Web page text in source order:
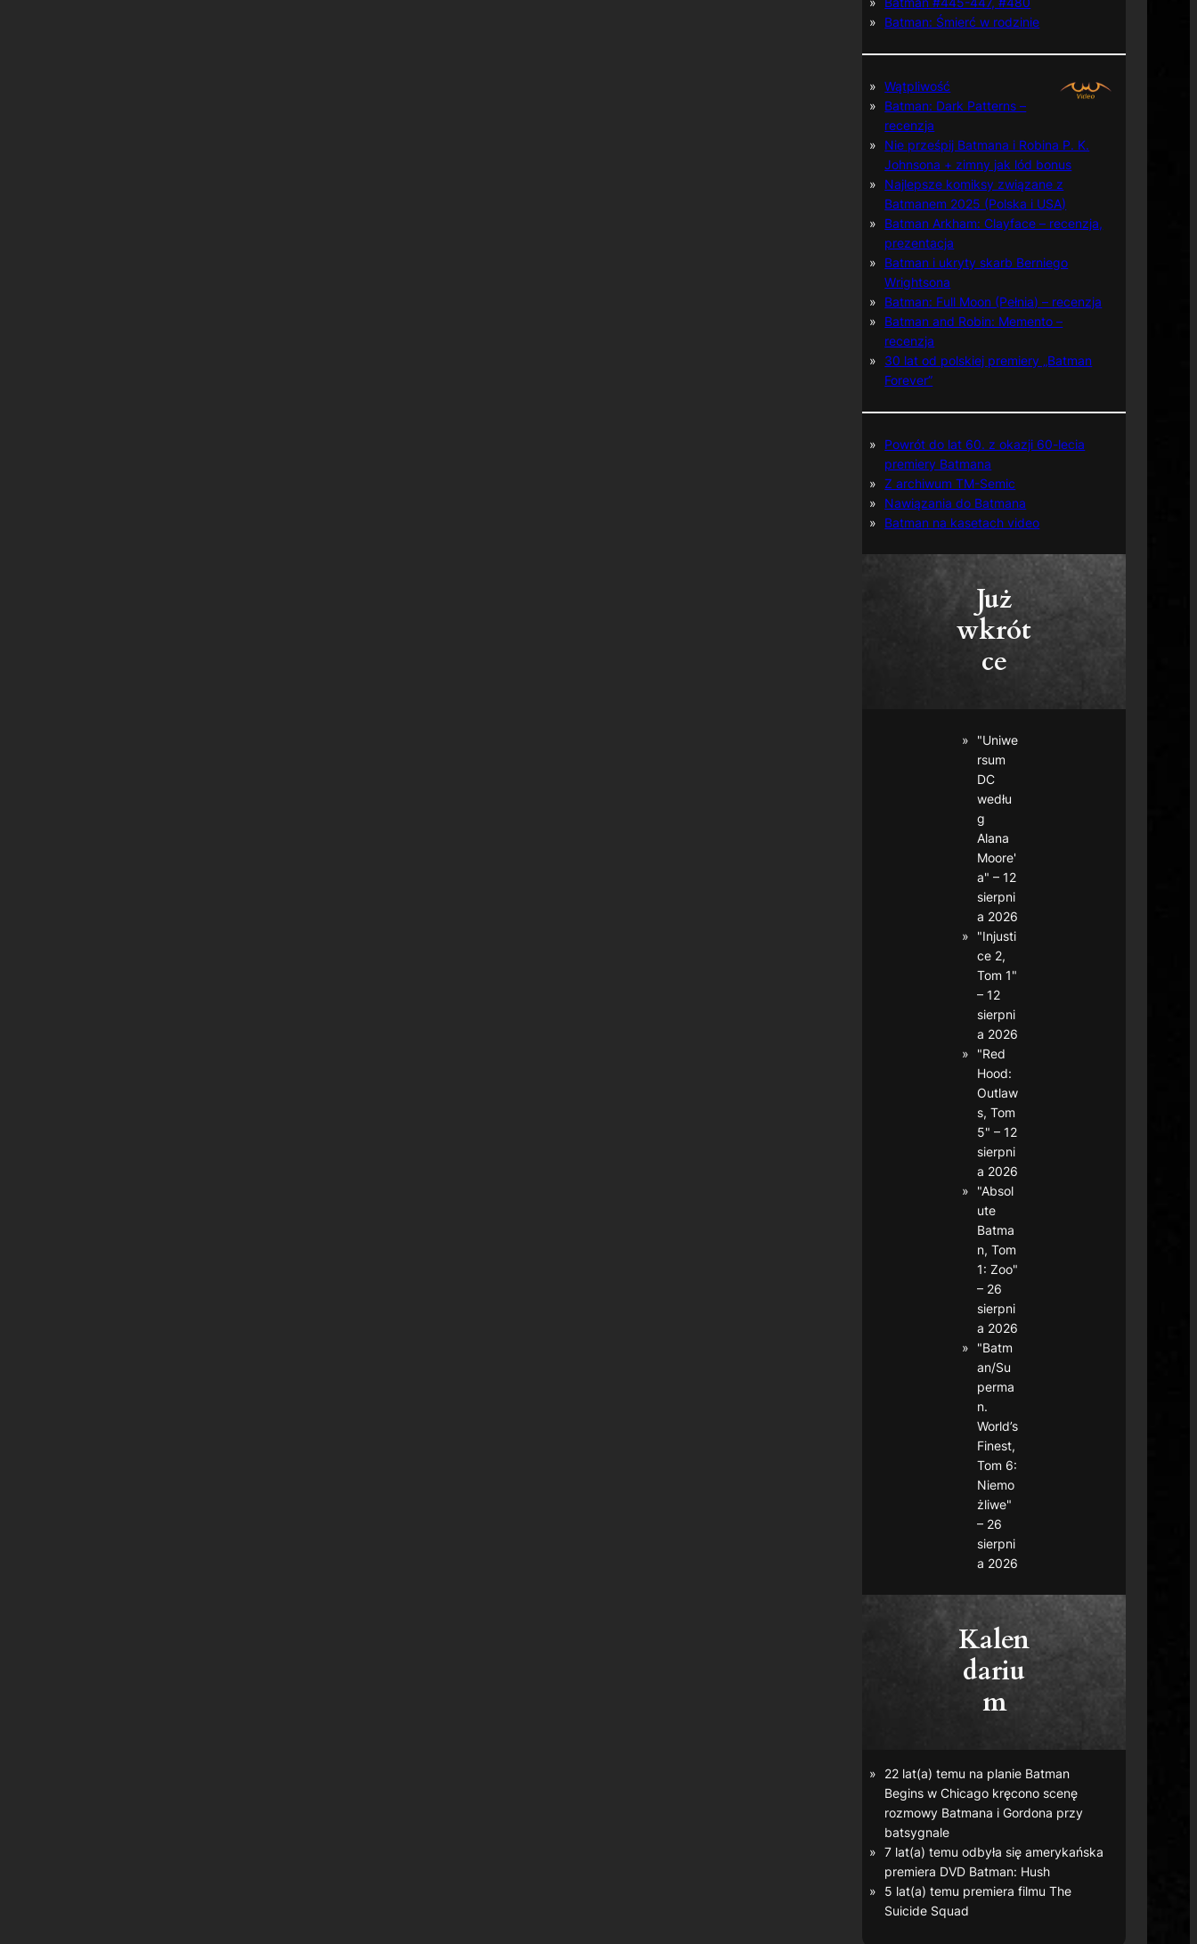
Batman: Śmierć w rodzinie
Wątpliwość
Batman: Dark Patterns –
recenzja
Nie prześpij Batmana i Robina P. K.
Johnsona + zimny jak lód bonus
Najlepsze komiksy związane z
Batmanem 2025 (Polska i USA)
Batman Arkham: Clayface – recenzja,
prezentacja
Batman i ukryty skarb Berniego
Wrightsona
Batman: Full Moon (Pełnia) – recenzja
Batman and Robin: Memento –
recenzja
30 lat od polskiej premiery „Batman
Forever”
Powrót do lat 60. z okazji 60-lecia
premiery Batmana
Z archiwum TM-Semic
Nawiązania do Batmana
Batman na kasetach video
Już
wkrót
ce
"Uniwe
rsum
DC
wedłu
g
Alana
Moore'
a" – 12
sierpni
a 2026
"Injusti
ce 2,
Tom 1"
– 12
sierpni
a 2026
"Red
Hood:
Outlaw
s, Tom
5" – 12
sierpni
a 2026
"Absol
ute
Batma
n, Tom
1: Zoo"
– 26
sierpni
a 2026
"Batm
an/Su
perma
n.
World’s
Finest,
Tom 6:
Niemo
żliwe"
– 26
sierpni
a 2026
Kalen
dariu
m
22 lat(a) temu na planie Batman
Begins w Chicago kręcono scenę
rozmowy Batmana i Gordona przy
batsygnale
7 lat(a) temu odbyła się amerykańska
premiera DVD Batman: Hush
5 lat(a) temu premiera filmuThe
Suicide Squad